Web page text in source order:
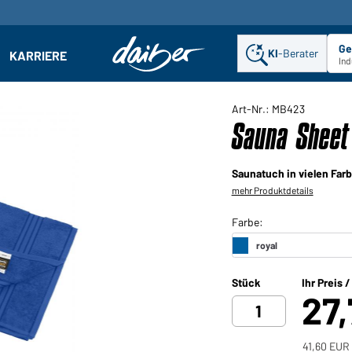
Untermenü öffnen
KARRIERE KI-Berater
Art-Nr.: MB423
Sauna
Saunatuch in vielen
mehr Produktdetails
Stück Ihr Preis
41,60